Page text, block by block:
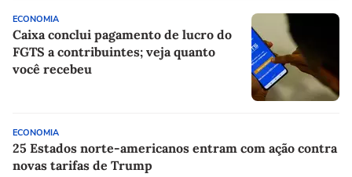
ECONOMIA
Caixa conclui pagamento de lucro do
FGTS a contribuintes; veja quanto
você recebeu
ECONOMIA
25 Estados norte-americanos entram com ação contra
novas tarifas de Trump